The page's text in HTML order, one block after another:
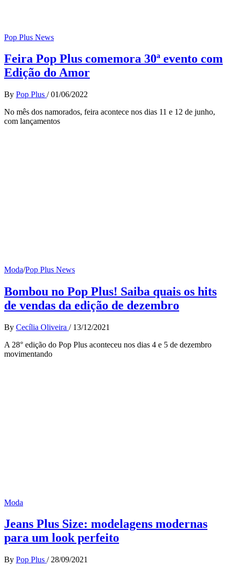
Pop Plus News
Feira Pop Plus comemora 30ª evento com
Edição do Amor
By Pop Plus / 01/06/2022
No mês dos namorados, feira acontece nos dias 11 e 12 de junho,
com lançamentos
Moda/Pop Plus News
Bombou no Pop Plus! Saiba quais os hits
de vendas da edição de dezembro
By Cecília Oliveira / 13/12/2021
A 28° edição do Pop Plus aconteceu nos dias 4 e 5 de dezembro
movimentando
Moda
Jeans Plus Size: modelagens modernas
para um look perfeito
By Pop Plus / 28/09/2021